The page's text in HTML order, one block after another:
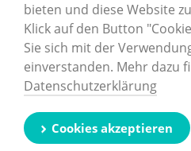
Unternehmen
Karriere
Nachhaltigkeit
Zertifizierungen
Druckdatenerstellung
Kontaktformular
Impressum
bieten und diese Website
Klick auf den Button
Sie sich mit der
einverstanden. Mehr dazu
Datenschutzerklärung
Cookies akzeptieren